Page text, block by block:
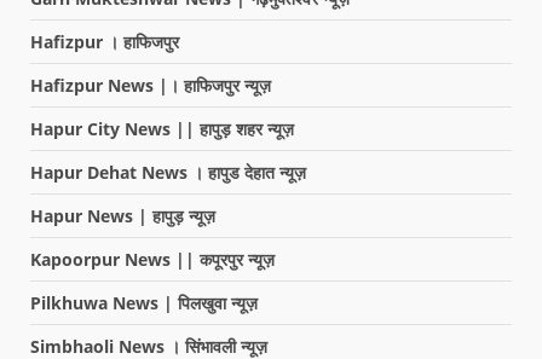
Hafizpur । हाफिजपुर
Hafizpur News |। हाफिजपुर न्यूज़
Hapur City News || हापुड़ शहर न्यूज़
Hapur Dehat News । हापुड देहात न्यूज़
Hapur News | हापुड़ न्यूज़
Kapoorpur News || कपूरपुर न्यूज़
Pilkhuwa News | पिलखुवा न्यूज़
Simbhaoli News । सिंभावली न्यूज़